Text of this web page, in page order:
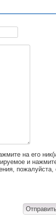
на его
и
пожалуйста,